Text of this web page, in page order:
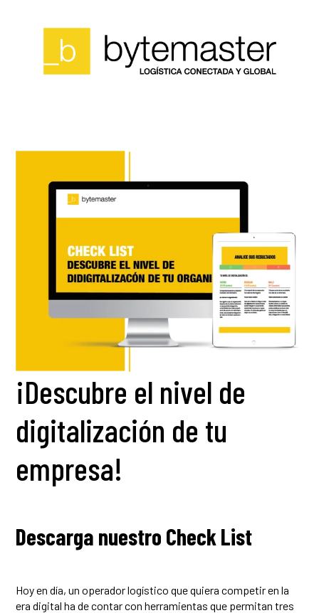
¡Descubre el nivel de
digitalización de tu
empresa!
Descarga nuestro Check List
Hoy en día, un operador logístico que quiera competir en la
era digital ha de contar con herramientas que permitan tres